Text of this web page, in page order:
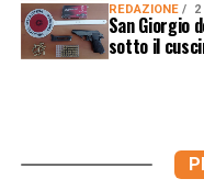
REDAZIONE 2
San Giorgio
sotto il